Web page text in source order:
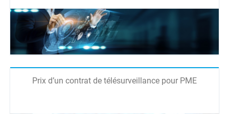
Prix d’un contrat de télésurveillance pour PME